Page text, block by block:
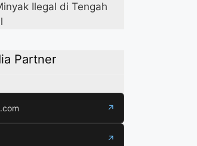
Ilegal di Tengah
Partner
↗
↗